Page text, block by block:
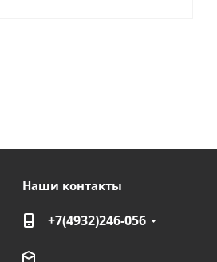
Наши контакты
+7(4932)246-056